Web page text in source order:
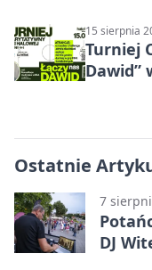
15 sierpnia
Turniej
Dawid”
Ostatnie
7
DJ